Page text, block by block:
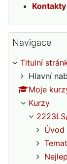
Kontakty
Přeskočit:
Navigace
Titulní
Hlavní
Moje
Kurzy
Úvod